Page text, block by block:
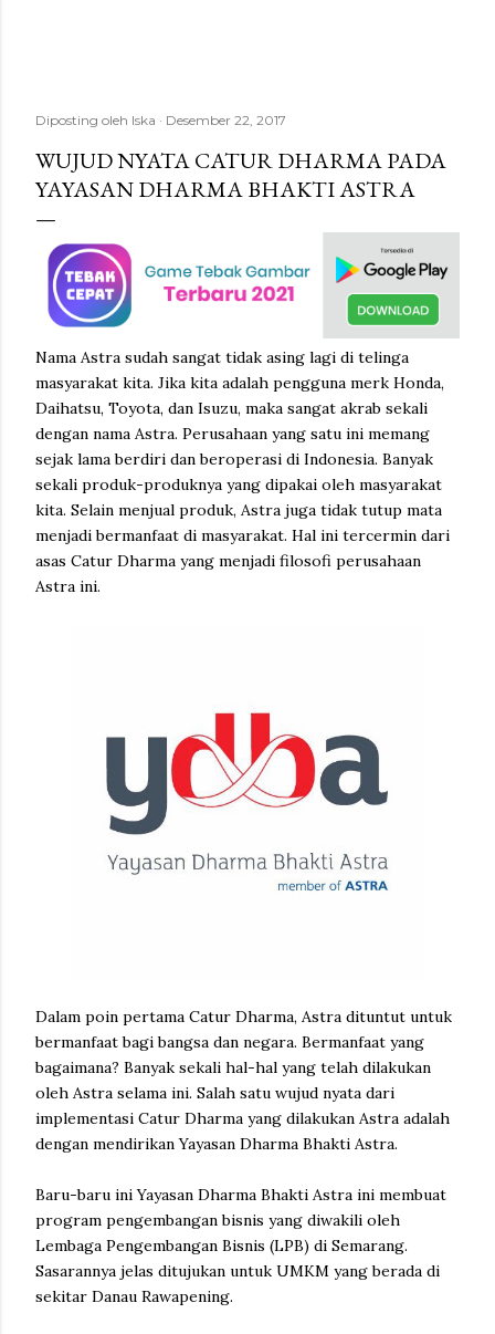
Diposting oleh Iska Desember 22, 2017
WUJUD NYATA CATUR DHARMA PADA
YAYASAN DHARMA BHAKTI ASTRA
Nama Astra sudah sangat tidak asing lagi di telinga
masyarakat kita. Jika kita adalah pengguna merk Honda,
Daihatsu, Toyota, dan Isuzu, maka sangat akrab sekali
dengan nama Astra. Perusahaan yang satu ini memang
sejak lama berdiri dan beroperasi di Indonesia. Banyak
sekali produk-produknya yang dipakai oleh masyarakat
kita. Selain menjual produk, Astra juga tidak tutup mata
menjadi bermanfaat di masyarakat. Hal ini tercermin dari
asas Catur Dharma yang menjadi filosofi perusahaan
Astra ini.
Dalam poin pertama Catur Dharma, Astra dituntut untuk
bermanfaat bagi bangsa dan negara. Bermanfaat yang
bagaimana? Banyak sekali hal-hal yang telah dilakukan
oleh Astra selama ini. Salah satu wujud nyata dari
implementasi Catur Dharma yang dilakukan Astra adalah
dengan mendirikan Yayasan Dharma Bhakti Astra.
Baru-baru ini Yayasan Dharma Bhakti Astra ini membuat
program pengembangan bisnis yang diwakili oleh
Lembaga Pengembangan Bisnis (LPB) di Semarang.
Sasarannya jelas ditujukan untuk UMKM yang berada di
sekitar Danau Rawapening.